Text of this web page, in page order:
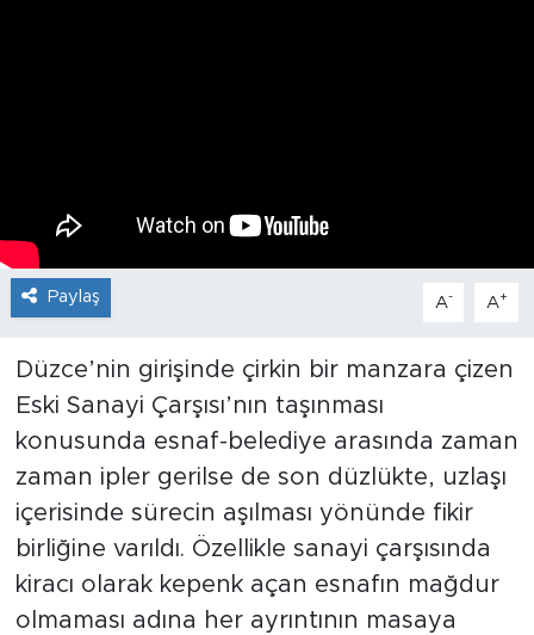
Paylaş A- A+
Düzce’nin girişinde çirkin bir manzara çizen
Eski Sanayi Çarşısı’nın taşınması
konusunda esnaf-belediye arasında zaman
zaman ipler gerilse de son düzlükte, uzlaşı
içerisinde sürecin aşılması yönünde fikir
birliğine varıldı. Özellikle sanayi çarşısında
kiracı olarak kepenk açan esnafın mağdur
olmaması adına her ayrıntının masaya